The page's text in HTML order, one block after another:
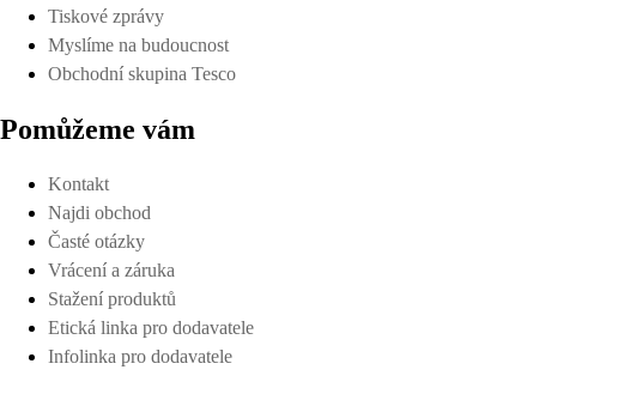
Tiskové zprávy
Myslíme na budoucnost
Obchodní skupina Tesco
Pomůžeme vám
Kontakt
Najdi obchod
Časté otázky
Vrácení a záruka
Stažení produktů
Etická linka pro dodavatele
Infolinka pro dodavatele